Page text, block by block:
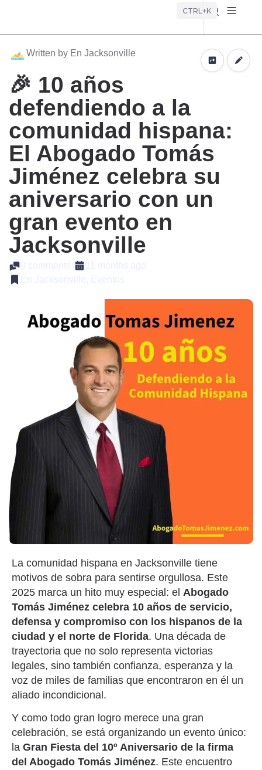
CTRL+K
Written by En Jacksonville
🎉 10 años
defendiendo a la
comunidad hispana:
El Abogado Tomás
Jiménez celebra su
aniversario con un
gran evento en
Jacksonville
0 comments
11 months ago
En Jacksonville, Eventos
La comunidad hispana en Jacksonville tiene
motivos de sobra para sentirse orgullosa. Este
2025 marca un hito muy especial: el Abogado
Tomás Jiménez celebra 10 años de servicio,
defensa y compromiso con los hispanos de la
ciudad y el norte de Florida. Una década de
trayectoria que no solo representa victorias
legales, sino también confianza, esperanza y la
voz de miles de familias que encontraron en él un
aliado incondicional.
Y como todo gran logro merece una gran
celebración, se está organizando un evento único:
la Gran Fiesta del 10º Aniversario de la firma
del Abogado Tomás Jiménez. Este encuentro